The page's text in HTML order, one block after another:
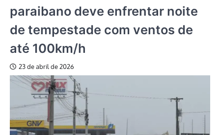
paraibano deve enfrentar noite
de tempestade com ventos de
até 100km/h
23 de abril de 2026